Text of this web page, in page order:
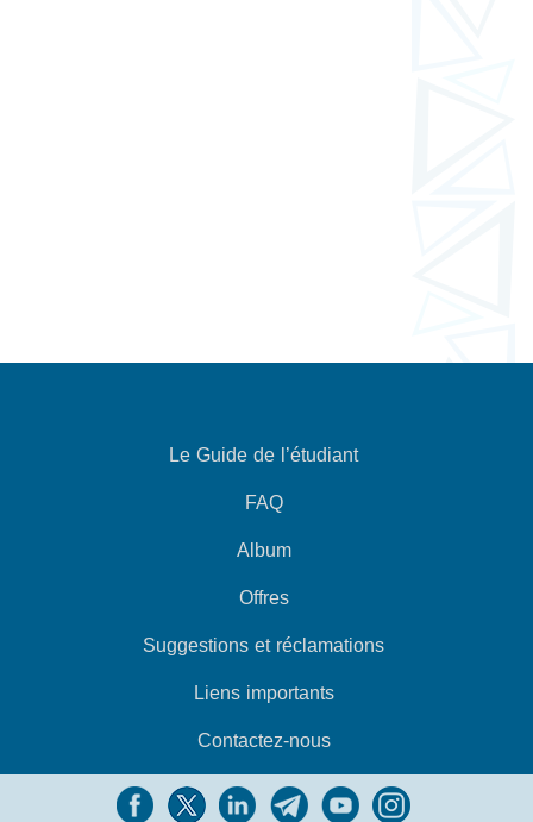
Le Guide de l’étudiant
FAQ
Album
Offres
Suggestions et réclamations
Liens importants
Contactez-nous